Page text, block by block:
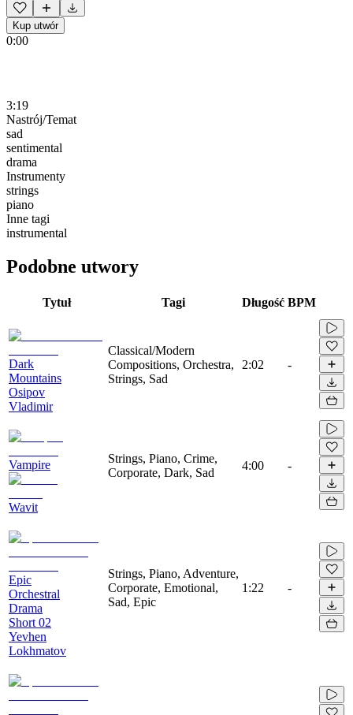
Kup utwór
0:00
3:19
Nastrój/Temat
sad
sentimental
drama
Instrumenty
strings
piano
Inne tagi
instrumental
Podobne utwory
Tytuł Tagi Długość BPM
Dark
Mountains
Osipov
Vladimir
Classical/Modern
Compositions, Orchestra,
Strings, Sad
2:02 -
Vampire
Wavit
Strings, Piano, Crime,
Corporate, Dark, Sad
4:00 -
Epic
Orchestral
Drama
Short 02
Yevhen
Lokhmatov
Strings, Piano, Adventure,
Corporate, Emotional,
Sad, Epic
1:22 -